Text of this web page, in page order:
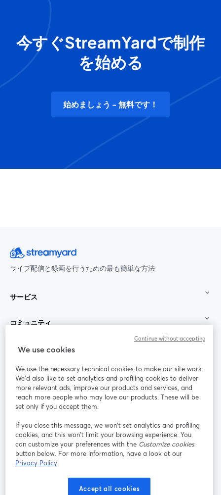
今すぐStreamYardで制作
を始める
始めましょう - 無料です！
ライブ配信と録画を行うための最も簡単な方法
サービス
コミュニティ
StreamYard：
参加する
ライ
ンセ
ミナ
ー
Facebook
新しいタブで開く(Twitter)
YouTube
Instagram
新しいタブで開く
LinkedIn
新しいタブで開く
We use cookies
We use the necessary technical cookies to make our site work.
We'd also like to set analytics and profiling cookies to deliver
more relevant ads, improve our products and services, and
reach more people who may love our products. These will be
set only if you accept them.
If you close this message, we won’t set analytics and profiling
cookies, and this won’t limit your browsing experience. You
can customize your preferences with the Customize cookies
button below. For more information, have a look at our
Privacy Policy
Accept all cookies
Continue without accepting